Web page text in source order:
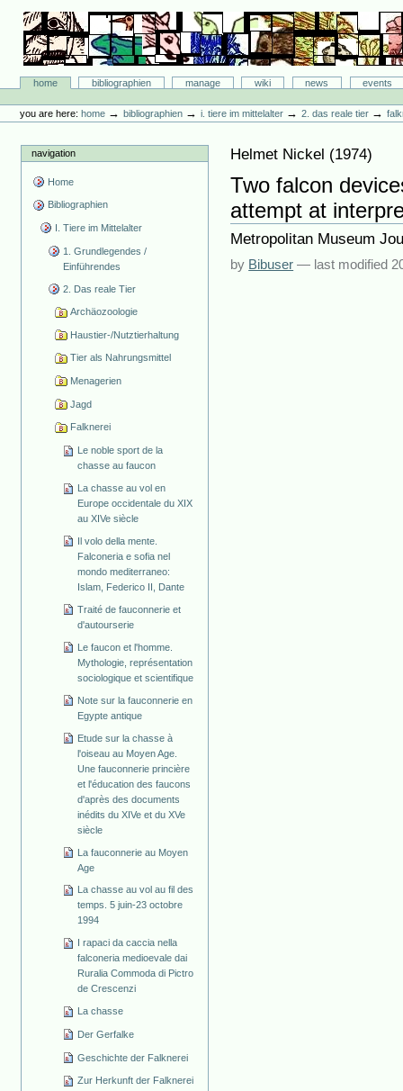
content.
navigation
Bibliographie-Portal
Sectionshome bibliographien manage wiki news
events
tools
you are here: home →bibliographien →i. tiere im mittelalter →2. das reale tier →
navigation
Home
Bibliographien
I. Tiere im Mittelalter
1. Grundlegendes /
Einführendes
2. Das reale Tier
Archäozoologie
Haustier-/Nutztierhaltung
Tier als Nahrungsmittel
Menagerien
Jagd
Falknerei
Le noble sport de la
chasse au faucon
La chasse au vol en
Europe occidentale du XIX
au XIVe siècle
Il volo della mente.
Falconeria e sofia nel
mondo mediterraneo:
Islam, Federico II, Dante
Traité de fauconnerie et
d'autourserie
Le faucon et l'homme.
Mythologie, représentation
sociologique et scientifique
Note sur la fauconnerie en
Egypte antique
Etude sur la chasse à
l'oiseau au Moyen Age.
Une fauconnerie princière
et l'éducation des faucons
d'après des documents
inédits du XIVe et du XVe
siècle
La fauconnerie au Moyen
Age
La chasse au vol au fil des
temps. 5 juin-23 octobre
1994
I rapaci da caccia nella
falconeria medioevale dai
Ruralia Commoda di Pictro
de Crescenzi
La chasse
Der Gerfalke
Geschichte der Falknerei
Zur Herkunft der Falknerei
Helmet Nickel (1974)
Two falcon
attempt at
Metropolitan Museum
by Bibuser — last modified